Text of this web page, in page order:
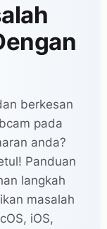
berkesan
pada
anda?
Panduan
langkah
masalah
iOS,